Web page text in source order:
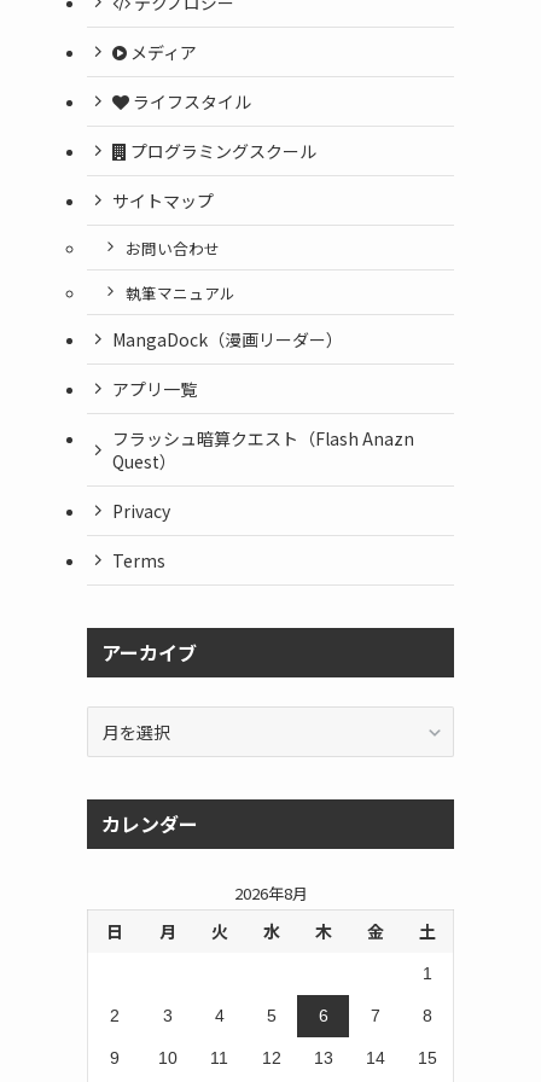
メディア
ライフスタイル
プログラミングスクール
サイトマップ
お問い合わせ
執筆マニュアル
MangaDock（漫画リーダー）
アプリ一覧
フラッシュ暗算クエスト（Flash Anazn
Quest）
Privacy
Terms
アーカイブ
イ
カレンダー
2026年8月
日 月 火 水 木 金 土
1
2 3 4 5 6 7 8
9 10 11 12 13 14 15